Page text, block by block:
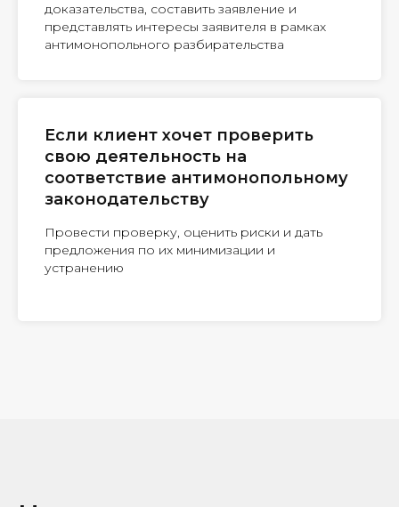
доказательства, составить заявление и
представлять интересы заявителя в рамках
антимонопольного разбирательства
Если клиент хочет проверить
свою деятельность на
соответствие антимонопольному
законодательству
Провести проверку, оценить риски и дать
предложения по их минимизации и
устранению